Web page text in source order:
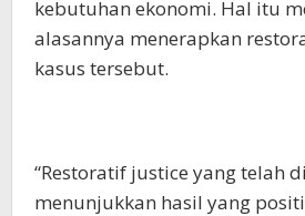
kebutuhan ekonomi. Hal itu
alasannya menerapkan
kasus tersebut.
“Restoratif justice yang telah
menunjukkan hasil yang